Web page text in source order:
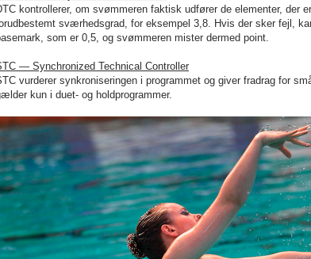
kontrollerer, om svømmeren faktisk udfører de elementer, der
sværhedsgrad, for eksempel 3,8. Hvis der sker fejl,
som er 0,5, og svømmeren mister dermed point.
— Synchronized Technical Controller
vurderer synkroniseringen i programmet og giver fradrag for
kun i duet- og holdprogrammer.